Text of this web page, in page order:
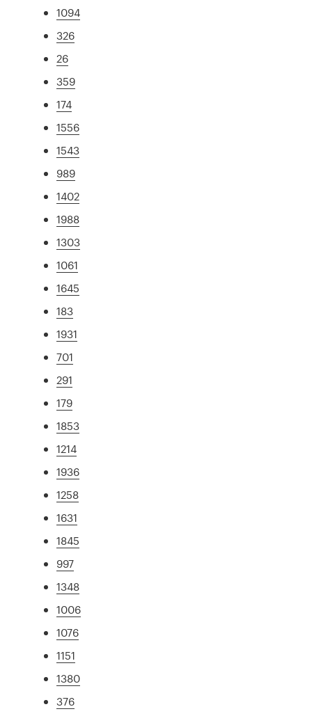
1094
326
26
359
174
1556
1543
989
1402
1988
1303
1061
1645
183
1931
701
291
179
1853
1214
1936
1258
1631
1845
997
1348
1006
1076
1151
1380
376